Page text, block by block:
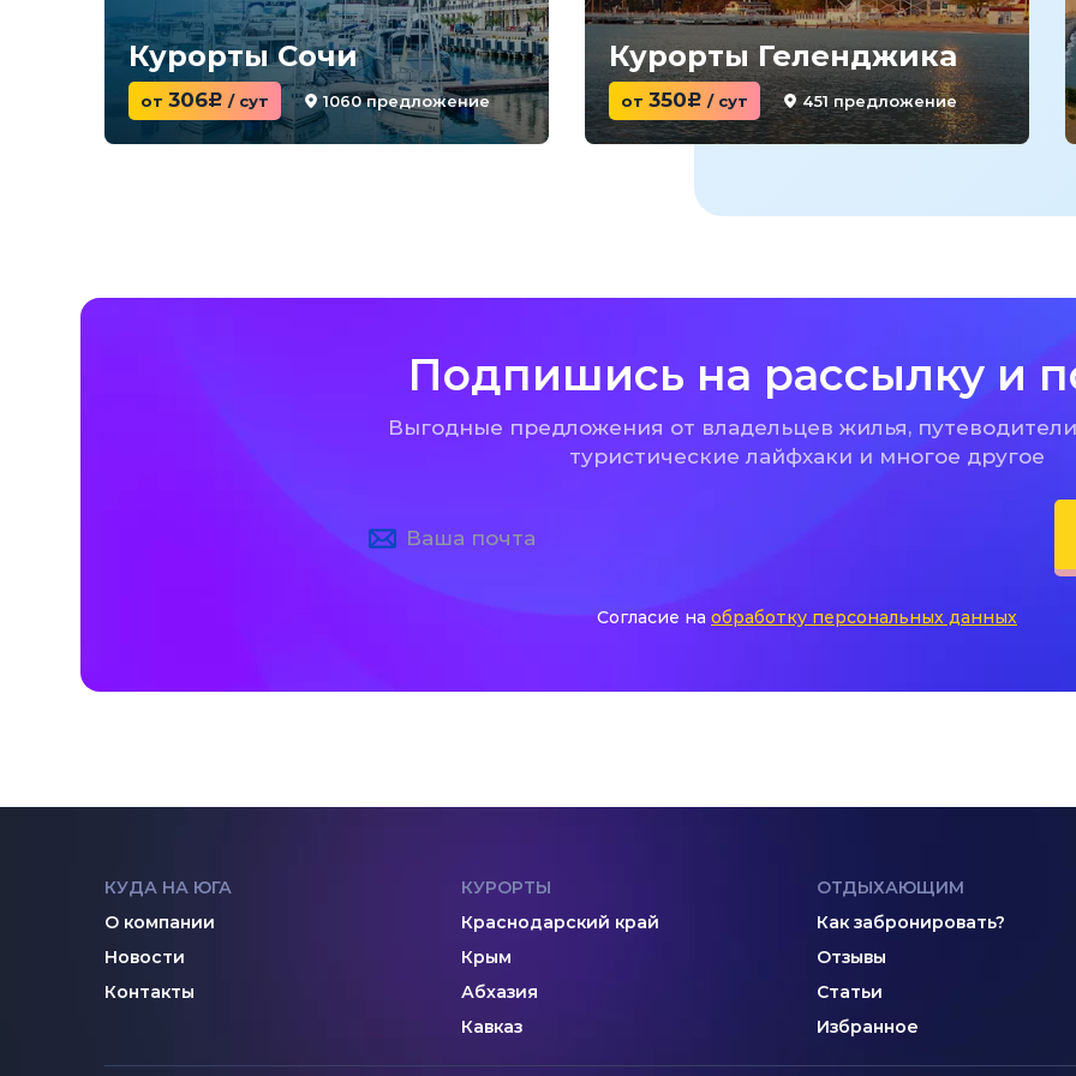
Курорты Сочи
от 306c / сут 1060 предложение
Курорты Геленджика
от 350c / сут 451 предложение
Подпишись на рассылку и
Выгодные предложения от владельцев жилья,
туристические лайфхаки и многое другое
Согласие на обработку персональных данных
КУДА НА ЮГА
О компании
Новости
Контакты
КУРОРТЫ
Краснодарский край
Крым
Абхазия
Кавказ
ОТДЫХАЮЩИМ
Как забронировать?
Отзывы
Статьи
Избранное